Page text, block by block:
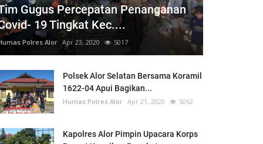
Gugus Percepatan Penanganan
19 Tingkat Kec....
Polres Alor Apr 23, 2020 5017
Polsek Alor Selatan Bersama Koramil
1622-04 Apui Bagikan...
Humas Polres Alor Apr 21, 2020 5062
Kapolres Alor Pimpin Upacara Korps